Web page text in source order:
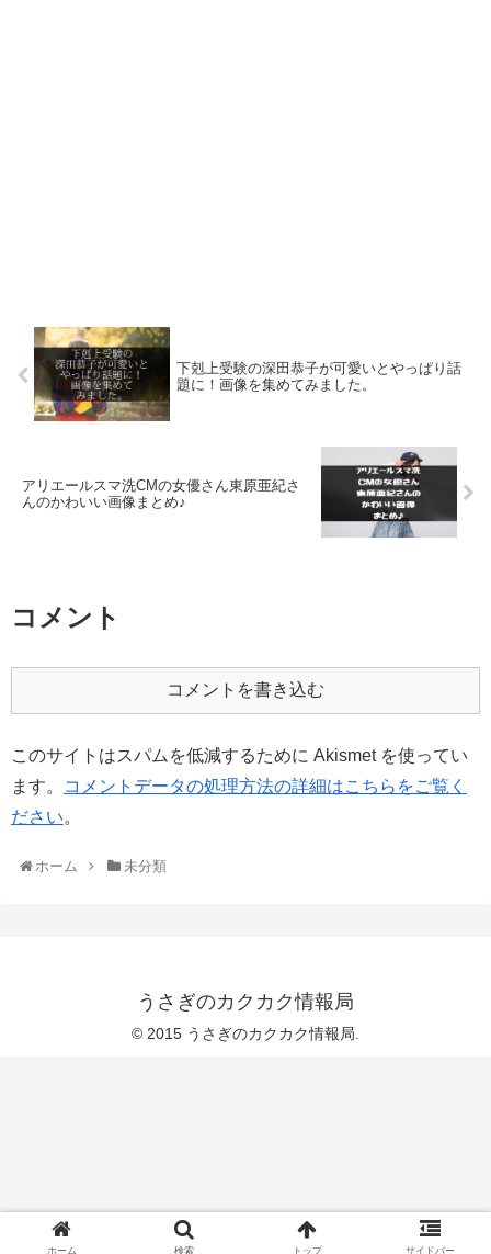
下剋上受験の深田恭子が可愛いとやっぱり話
題に！画像を集めてみました。
アリエールスマ洗CMの女優さん東原亜紀さ
んのかわいい画像まとめ♪
コメント
コメントを書き込む
このサイトはスパムを低減するために Akismet を使ってい
ます。
コメントデータの処理方法の詳細はこちらをご覧く
ださい。
ホーム 未分類
うさぎのカクカク情報局
© 2015 うさぎのカクカク情報局.
ホーム 検索 トップ サイドバー